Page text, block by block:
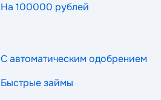
На 100000 рублей
С автоматическим одобрением
Быстрые займы